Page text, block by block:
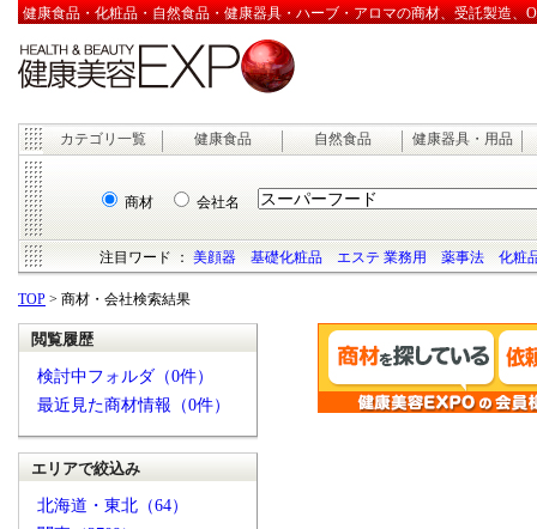
健康食品・化粧品・自然食品・健康器具・ハーブ・アロマの商材、受託製造、
カテゴリ一覧 健康食品 自然食品 健康器具・用品
商材 会社名
注目ワード ：美顔器 基礎化粧品 エステ 業務用 薬事法 化粧
TOP > 商材・会社検索結果
閲覧履歴
検討中フォルダ（0件）
最近見た商材情報（0件）
エリアで絞込み
北海道・東北（64）